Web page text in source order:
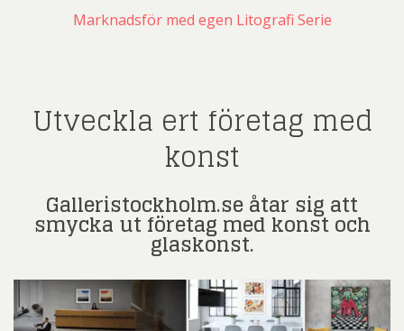
Marknadsför med egen Litografi Serie
Utveckla ert företag med
konst
Galleristockholm.se åtar sig att
smycka ut företag med konst och
glaskonst.